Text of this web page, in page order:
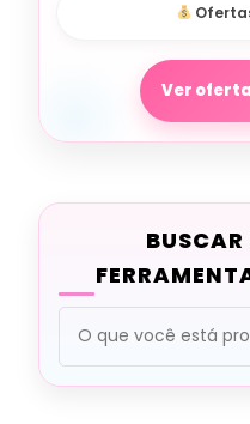
Ver
Procurando
algo?